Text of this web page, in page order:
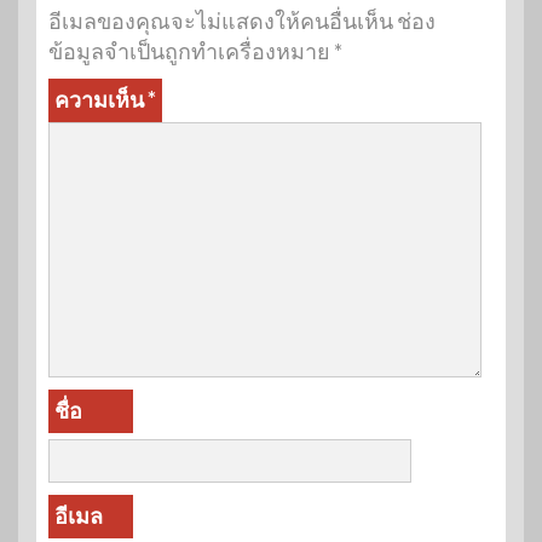
อีเมลของคุณจะไม่แสดงให้คนอื่นเห็นช่อง
ข้อมูลจำเป็นถูกทำเครื่องหมาย *
ความเห็น*
ชื่อ
อีเมล